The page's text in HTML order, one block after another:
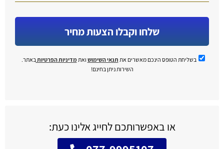
שלחו וקבלו הצעות מחיר
בשליחת הטופס הינכם מאשרים את תנאי השימוש ואתמדיניות הפרטיותבאתר.
השירות ניתן בחינם!
או באפשרותכם לחייג אלינו כעת: